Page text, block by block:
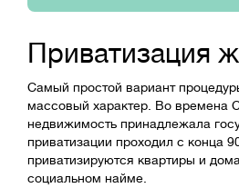
Приватизация
Самый простой вариант
массовый характер. Во времена
недвижимость принадлежала
приватизации проходил с конца
приватизируются квартиры и
социальном найме.